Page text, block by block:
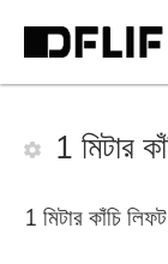
1 মিটার
1 মিটার কাঁচি